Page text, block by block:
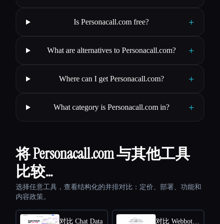
Is Personacall.com free? +
What are alternatives to Personacall.com? +
Where can I get Personacall.com? +
What category is Personacall.com in? +
将 Personacall.com 与其他工具
比较…
选择任意工具，查看结构化的并排对比：定价、部署、功能和
内容政策。
对比 Chat Data 对比 Webbotify